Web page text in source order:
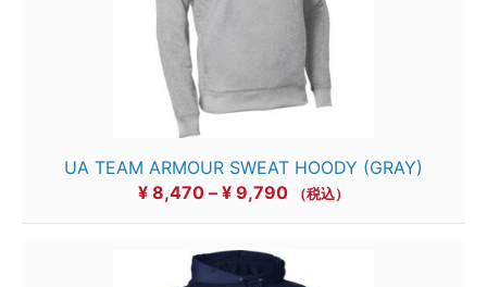
UA TEAM ARMOUR SWEAT HOODY (GRAY)
¥ 8,470 – ¥ 9,790価（税込）